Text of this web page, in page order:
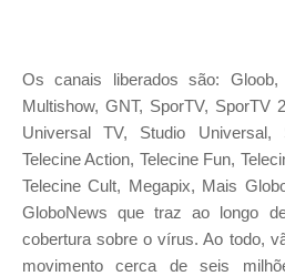
Os canais liberados são: Gloob,
Multishow, GNT, SporTV, SporTV
Universal TV, Studio Universal,
Telecine Action, Telecine Fun,
Telecine Cult, Megapix, Mais
GloboNews que traz ao longo
cobertura sobre o vírus. Ao todo,
movimento cerca de seis